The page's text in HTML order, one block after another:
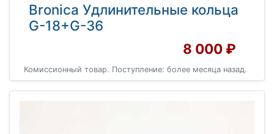
Bronica Удлинительные кольца
G-18+G-36
8 000 ₽
Комиссионный товар. Поступление: более месяца назад.